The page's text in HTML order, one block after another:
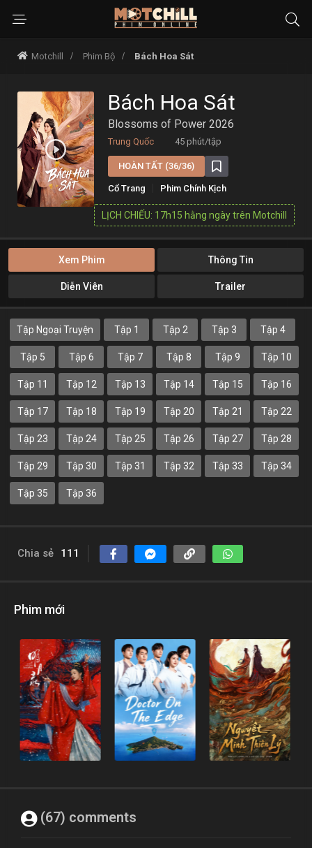
Motchill Phim Bộ Bách Hoa Sát
Bách Hoa Sát
Blossoms of Power 2026
Trung Quốc 45 phút/tập
HOÀN TẤT (36/36)
Cổ Trang Phim Chính Kịch
LỊCH CHIẾU: 17h15 hằng ngày trên Motchill
Xem Phim Thông Tin
Diễn Viên Trailer
Tập Ngoại Truyện Tập 1 Tập 2 Tập 3 Tập 4
Tập 5 Tập 6 Tập 7 Tập 8 Tập 9 Tập 10
Tập 11 Tập 12 Tập 13 Tập 14 Tập 15 Tập 16
Tập 17 Tập 18 Tập 19 Tập 20 Tập 21 Tập 22
Tập 23 Tập 24 Tập 25 Tập 26 Tập 27 Tập 28
Tập 29 Tập 30 Tập 31 Tập 32 Tập 33 Tập 34
Tập 35 Tập 36
Chia sẻ 111
Phim mới
(67) comments